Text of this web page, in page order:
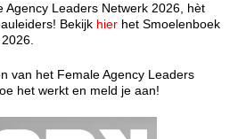
Agency Leaders Netwerk 2026, hèt
Bekijk hier het Smoelenboek
van het Female Agency Leaders
het werkt en meld je aan!